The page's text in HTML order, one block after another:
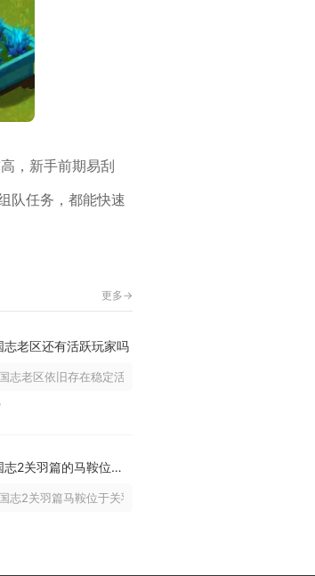
，新手前期易刮
队任务，都能快速
更多->
志老区还有活跃玩家吗
志老区依旧存在稳定活跃玩家，只是玩家规模相较新区更小...
少年三国志2关羽篇的马鞍位置在哪里
志2关羽篇马鞍位于关羽列传“马中赤兔”奇遇地图右上角...